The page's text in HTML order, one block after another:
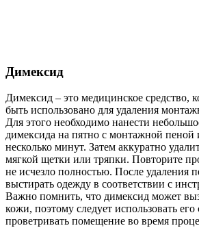
Димексид
Димексид – это медицинское средство,
быть использовано для удаления
Для этого необходимо нанести
димексида на пятно с монтажной пеной
несколько минут. Затем аккуратно
мягкой щетки или тряпки. Повторите
не исчезло полностью. После удаления
выстирать одежду в соответствии с
Важно помнить, что димексид может
кожи, поэтому следует использовать
проветривать помещение во время